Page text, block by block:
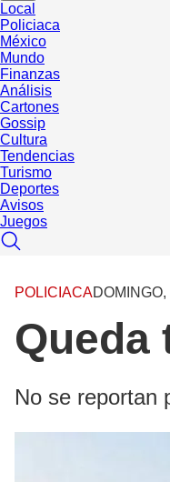
Local
Policiaca
México
Mundo
Finanzas
Análisis
Cartones
Gossip
Cultura
Tendencias
Turismo
Deportes
Avisos
Juegos
POLICIACA
Queda
No se reportan